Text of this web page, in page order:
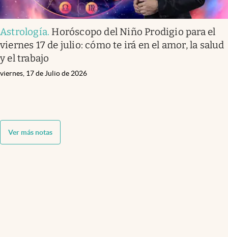
Astrología. Horóscopo del Niño Prodigio para el
viernes 17 de julio: cómo te irá en el amor, la salud
y el trabajo
viernes, 17 de Julio de 2026
Ver más notas